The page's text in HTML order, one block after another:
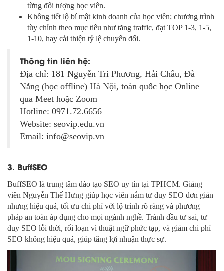
từng đối tượng học viên.
Không tiết lộ bí mật kinh doanh của học viên; chương trình
tùy chỉnh theo mục tiêu như tăng traffic, đạt TOP 1-3, 1-5,
1-10, hay cải thiện tỷ lệ chuyển đổi.
Thông tin liên hệ:
Địa chỉ: 181 Nguyễn Tri Phương, Hải Châu, Đà
Nẵng (học offline) Hà Nội, toàn quốc học Online
qua Meet hoặc Zoom
Hotline: 0971.72.6656
Website: seovip.edu.vn
Email: info@seovip.vn
3. BuffSEO
BuffSEO là trung tâm đào tạo SEO uy tín tại TPHCM. Giảng
viên Nguyễn Thế Hưng giúp học viên nắm tư duy SEO đơn giản
nhưng hiệu quả, tối ưu chi phí với lộ trình rõ ràng và phương
pháp an toàn áp dụng cho mọi ngành nghề. Tránh đầu tư sai, tư
duy SEO lỗi thời, rối loạn vì thuật ngữ phức tạp, và giảm chi phí
SEO không hiệu quả, giúp tăng lợi nhuận thực sự.